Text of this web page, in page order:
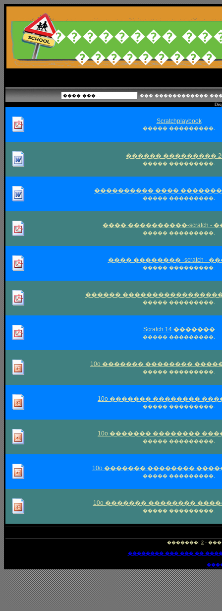
��������
���������
��� ������������
Scratchplaybook
����� ���������.
������ ���������
����� ���������.
���������� ����
����� ���������.
���� ����������-scratch -
����� ���������.
���� �������� -scratch -
����� ���������.
������
����� ���������.
Scratch 14 �������
����� ���������.
10o ������� ��������
����� ���������.
10o ������� ��������
����� ���������.
10o ������� ��������
����� ���������.
10o ������� ��������
����� ���������.
10o ������� ��������
����� ���������.
�������: 2 -
�������� ��� ��� ��